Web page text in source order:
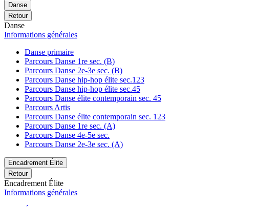
Danse
Retour
Danse
Informations générales
Danse primaire
Parcours Danse 1re sec. (B)
Parcours Danse 2e-3e sec. (B)
Parcours Danse hip-hop élite sec.123
Parcours Danse hip-hop élite sec.45
Parcours Danse élite contemporain sec. 45
Parcours Artis
Parcours Danse élite contemporain sec. 123
Parcours Danse 1re sec. (A)
Parcours Danse 4e-5e sec.
Parcours Danse 2e-3e sec. (A)
Encadrement Élite
Retour
Encadrement Élite
Informations générales